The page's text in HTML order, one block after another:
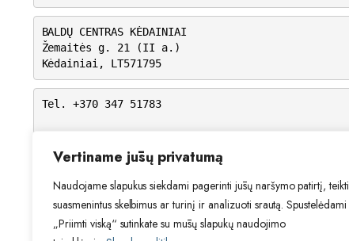
Vertiname jūsų privatumą
Naudojame slapukus siekdami pagerinti jūsų naršymo patirtį, teikti
suasmenintus skelbimus ar turinį ir analizuoti srautą. Spustelėdami
„Priimti viską“ sutinkate su mūsų slapukų naudojimo
BALDŲ CENTRAS KĖDAINIAI
Žemaitės g. 21 (II a.)
Kėdainiai, LT571795
Tel. +370 347 51783
VI: 9.00 – 15.00
VII: Nedirbame